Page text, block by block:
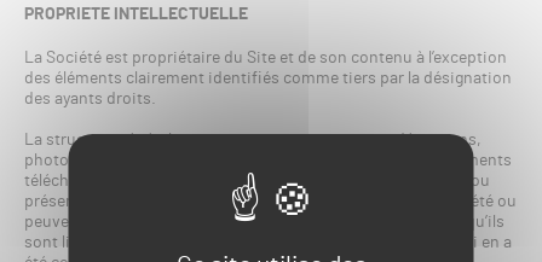
PROPRIETE INTELLECTUELLE
La Société est propriétaire du Site et de son contenu à l’exception
des éléments clairement identifiés comme tiers par la désignation
des ayants droits.
La structure générale, ainsi tous textes, images, vidéos, sons,
photographies, marques, programmes informatiques, documents
téléchargeables, et tous autres éléments composants le Site ou
présentés sur le Site sont la propriété intellectuelle de la Société ou
peuvent être librement utilisés par cette dernière soit parce qu’ils
sont libres de droits, soit parce qu’une licence d’utilisation lui en a